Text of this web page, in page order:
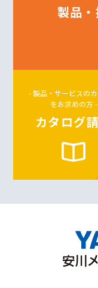
製品
- 製品・サービスの
をお求めの方 -
カタログ